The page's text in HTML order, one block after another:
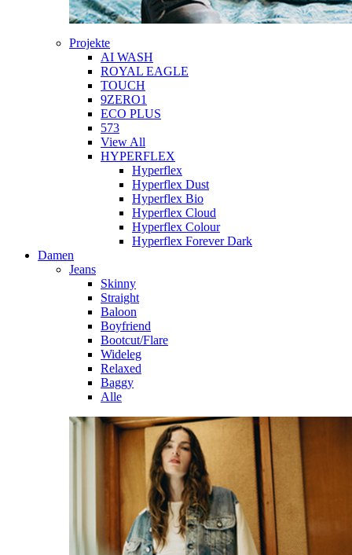
Projekte
AI WASH
ROYAL EAGLE
TOUCH
9ZERO1
ECO PLUS
573
View All
HYPERFLEX
Hyperflex
Hyperflex Dust
Hyperflex Bio
Hyperflex Cloud
Hyperflex Colour
Hyperflex Forever Dark
Damen
Jeans
Skinny
Straight
Baloon
Boyfriend
Bootcut/Flare
Wideleg
Relaxed
Baggy
Alle